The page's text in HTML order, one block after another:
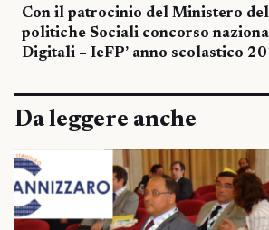
Con il patrocinio del Ministero
politiche Sociali concorso
Digitali – IeFP’ anno scolastico
Da leggere anche